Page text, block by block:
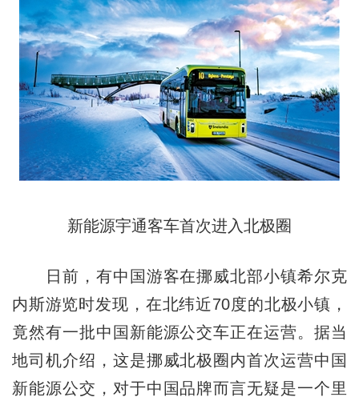
新能源宇通客车首次进入北极圈
日前，有中国游客在挪威北部小镇希尔克
内斯游览时发现，在北纬近70度的北极小镇，
竟然有一批中国新能源公交车正在运营。据当
地司机介绍，这是挪威北极圈内首次运营中国
新能源公交，对于中国品牌而言无疑是一个里